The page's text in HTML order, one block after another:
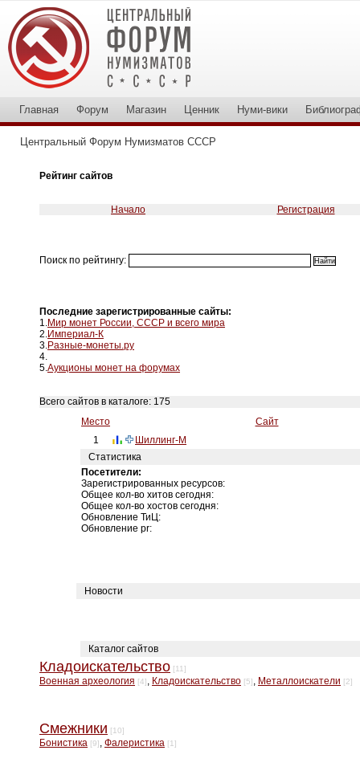
Главная Форум Магазин Ценник Нуми-вики
Центральный Форум Нумизматов СССР
Рейтинг сайтов
Начало Регистрация
Поиск по рейтингу:
Последние зарегистрированные сайты:
1.Мир монет России, СССР и всего мира
2.Империал-К
3.Разные-монеты.ру
4.
5.Аукционы монет на форумах
Всего сайтов в каталоге: 175
Место
Сайт
1
Шиллинг-М
Статистика
Посетители:
Зарегистрированных ресурсов:
Общее кол-во хитов сегодня:
Общее кол-во хостов сегодня:
Обновление ТиЦ:
Обновление pr:
Новости
Каталог сайтов
Кладоискательство [11]
Военная археология [4], Кладоискательство [5], Металлоискатели [2]
Смежники [10]
Бонистика [9], Фалеристика [1]